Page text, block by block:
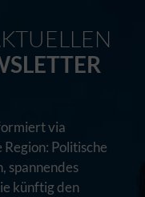
via
Politische
spannendes
künftig den